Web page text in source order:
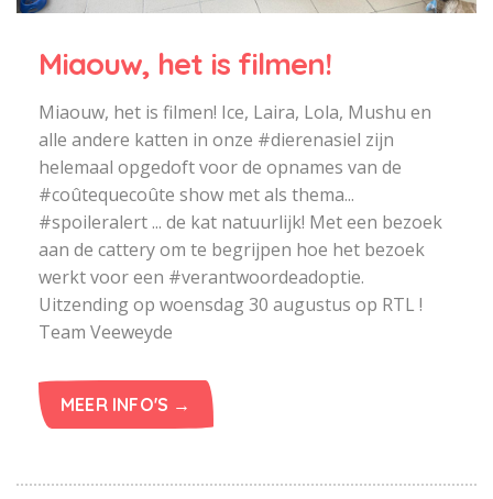
Miaouw, het is filmen!
Miaouw, het is filmen! Ice, Laira, Lola, Mushu en
alle andere katten in onze #dierenasiel zijn
helemaal opgedoft voor de opnames van de
#coûtequecoûte show met als thema...
#spoileralert ... de kat natuurlijk! Met een bezoek
aan de cattery om te begrijpen hoe het bezoek
werkt voor een #verantwoordeadoptie.
Uitzending op woensdag 30 augustus op RTL !
Team Veeweyde
MEER INFO'S →